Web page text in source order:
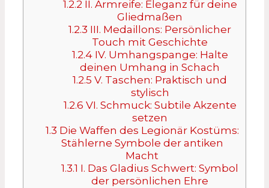
1.2.2 II. Armreife: Eleganz für deine
Gliedmaßen
1.2.3 III. Medaillons: Persönlicher
Touch mit Geschichte
1.2.4IV. Umhangspange: Halte
deinen Umhang in Schach
1.2.5 V. Taschen: Praktisch und
stylisch
1.2.6 VI. Schmuck: Subtile Akzente
setzen
1.3 Die Waffen des Legionär Kostüms:
Stählerne Symbole der antiken
Macht
1.3.1 I. Das Gladius Schwert: Symbol
der persönlichen Ehre